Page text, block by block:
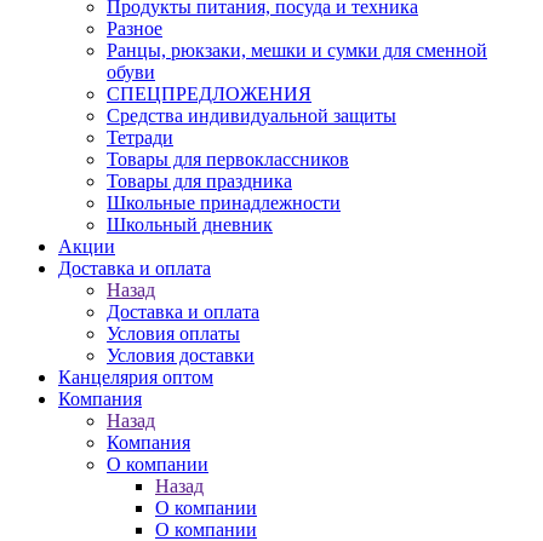
Продукты питания, посуда и техника
Разное
Ранцы, рюкзаки, мешки и сумки для сменной
обуви
СПЕЦПРЕДЛОЖЕНИЯ
Средства индивидуальной защиты
Тетради
Товары для первоклассников
Товары для праздника
Школьные принадлежности
Школьный дневник
Акции
Доставка и оплата
Назад
Доставка и оплата
Условия оплаты
Условия доставки
Канцелярия оптом
Компания
Назад
Компания
О компании
Назад
О компании
О компании